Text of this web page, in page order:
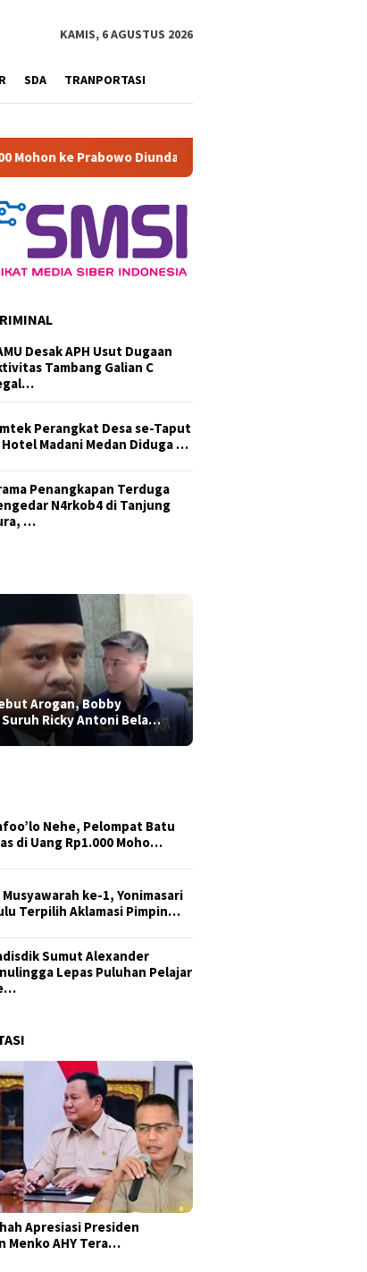
KAMIS, 6 AGUSTUS 2026
SDA TRANPORTASI
Diundang Upacara HUT ke-81 RI di Istana
Desak APH Usut Dugaan
Tambang Galian C
Perangkat Desa se-Taput
Hotel Madani Medan Diduga …
Penangkapan Terduga
N4rkob4 di Tanjung
…
Arogan, Bobby
Ricky Antoni Bela…
Nehe, Pelompat Batu
di Uang Rp1.000 Moho…
Musyawarah ke-1, Yonimasari
Terpilih Aklamasi Pimpin…
Sumut Alexander
Lepas Puluhan Pelajar
Apresiasi Presiden
Menko AHY Tera…